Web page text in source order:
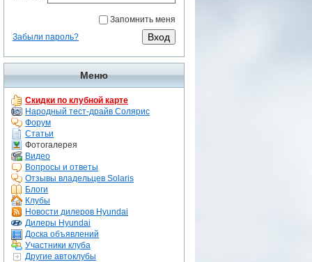
Запомнить меня
Забыли пароль?
Меню
Скидки по клубной карте
Народный тест-драйв Солярис
Форум
Статьи
Фотогалерея
Видео
Вопросы и ответы
Отзывы владельцев Solaris
Блоги
Клубы
Новости дилеров Hyundai
Дилеры Hyundai
Доска объявлений
Участники клуба
Другие автоклубы